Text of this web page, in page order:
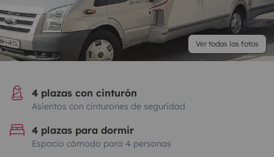
Ver todas las fotos
4 plazas con cinturón
Asientos con cinturones de seguridad
4 plazas para dormir
Espacio cómodo para 4 personas